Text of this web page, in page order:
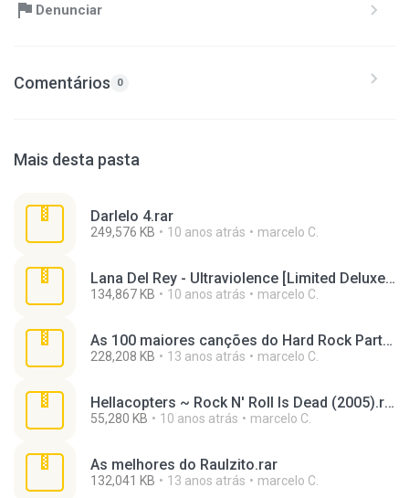
Denunciar
Comentários 0
Mais desta pasta
Darlelo 4.rar
249,576 KB 10 anos atrás marcelo C.
Lana Del Rey - Ultraviolence [Limited Deluxe Edition] (2014) MP3.rar
134,867 KB 10 anos atrás marcelo C.
As 100 maiores canções do Hard Rock Parte 3.rar
228,208 KB 13 anos atrás marcelo C.
Hellacopters ~ Rock N' Roll Is Dead (2005).rar
55,280 KB 10 anos atrás marcelo C.
As melhores do Raulzito.rar
132,041 KB 13 anos atrás marcelo C.